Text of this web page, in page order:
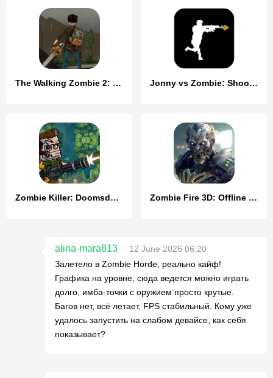
The Walking Zombie 2: Shooter Jonny vs Zombie: Shooter game
Zombie Killer: Doomsday Hero Zombie Fire 3D: Offline Game
alina-mara813
12 June 2026 06:20
Залетело в Zombie Horde, реально кайф!
Графика на уровне, сюда ведется можно играть
долго, имба-точки с оружием просто крутые.
Багов нет, всё летает, FPS стабильный. Кому уже
удалось запустить на слабом девайсе, как себя
показывает?